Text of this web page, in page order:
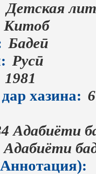
Детская
Китоб
Бадеӣ
Русӣ
1981
хазина: 6
Адабиёти
Адабиёти